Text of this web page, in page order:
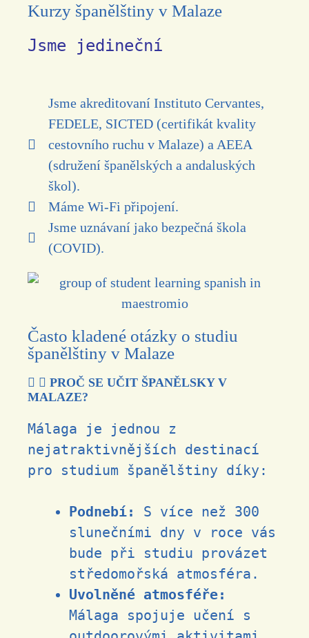
Kurzy španělštiny v Malaze
Jsme jedineční
Jsme akreditovaní Instituto Cervantes,
FEDELE, SICTED (certifikát kvality
cestovního ruchu v Malaze) a AEEA
(sdružení španělských a andaluských
škol).
Máme Wi-Fi připojení.
Jsme uznávaní jako bezpečná škola
(COVID).
Často kladené otázky o studiu
španělštiny v Malaze
PROČ SE UČIT ŠPANĚLSKY V
MALAZE?
Málaga je jednou z
nejatraktivnějších destinací
pro studium španělštiny díky:
Podnebí:
S více než 300
slunečními dny v roce vás
bude při studiu provázet
středomořská atmosféra.
Uvolněné atmosféře:
Málaga spojuje učení s